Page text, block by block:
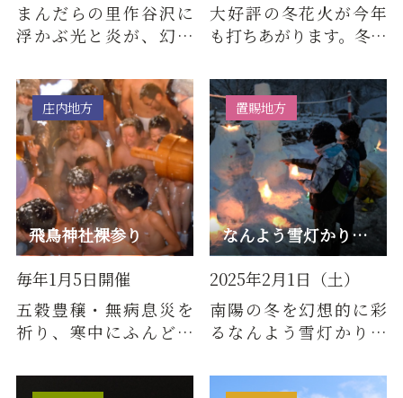
まんだらの里作谷沢に
浮かぶ光と炎が、幻想
典。夜空を彩る天灯
（空飛ぶラ…
大好評の冬花火が今年
も打ちあがります。冬の
あがる、幻想的な花火
をぜひ…
飛鳥神社裸参り
庄内地方
毎年1月5日開催
五穀豊穣・無病息災を
祈り、寒中にふんどし
冷水を浴び水ごりをと
なんよう雪灯かりまつり
置賜地方
2025年2月1日（土）
南陽の冬を幻想的に彩
るなんよう雪灯かりま
帽子山公園では、南陽